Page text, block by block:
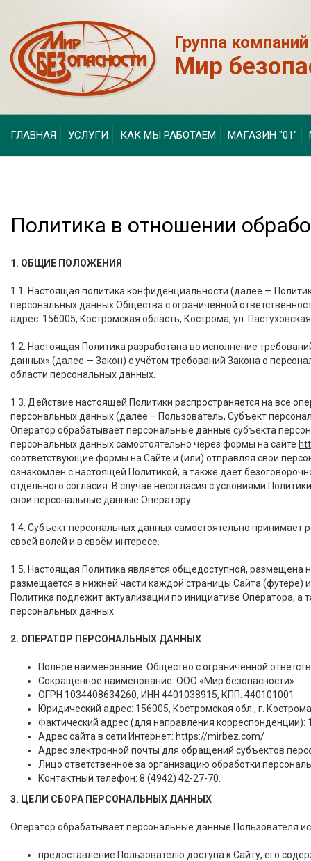
Группа компаний
Мир
ГЛАВНАЯ УСЛУГИ КАК МЫ РАБОТАЕМ МАГАЗИН "01"
Политика в отношении
1. ОБЩИЕ ПОЛОЖЕНИЯ
1.1. Настоящая политика конфиденциальности (далее —
персональных данных Общества с ограниченной
адрес: 156005, Костромская область, Кострома, ул.
1.2. Настоящая Политика разработана во исполнение
данных» (далее — Закон) с учётом требований Закона о
области персональных данных.
1.3. Действие настоящей Политики распространяется на все
персональных данных (далее – Пользователь, Субъект
Оператор обрабатывает персональные данные субъекта
персональных данных самостоятельно через формы на сайте
соответствующие формы на Сайте и (или) отправляя свои
ознакомлен с настоящей Политикой, а также дает
отдельного согласия. В случае несогласия с условиями
свои персональные данные Оператору.
1.4. Субъект персональных данных самостоятельно принимает
своей волей и в своём интересе.
1.5. Настоящая Политика является общедоступной, размещена
размещается в нижней части каждой страницы Сайта
Политика подлежит актуализации по инициативе Оператора,
персональных данных.
2. ОПЕРАТОР ПЕРСОНАЛЬНЫХ ДАННЫХ
Полное наименование: Общество с ограниченной
Сокращённое наименование: ООО «Мир безопасности»
ОГРН 1034408634260, ИНН 4401038915, КПП: 440101001
Юридический адрес: 156005, Костромская обл., г.
Фактический адрес (для направления корреспонденции):
Адрес сайта в сети Интернет: https://mirbez.com/
Адрес электронной почты для обращений субъектов
Лицо ответственное за организацию обработки
Контактный телефон: 8 (4942) 42-27-70.
3. ЦЕЛИ СБОРА ПЕРСОНАЛЬНЫХ ДАННЫХ
Оператор обрабатывает персональные данные Пользователя
предоставление Пользователю доступа к Сайту, его